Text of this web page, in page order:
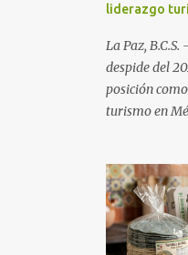
liderazgo
La Paz,
despide del
posición
turismo en
fideicomisos
proyecta un
ocupación
conectividad